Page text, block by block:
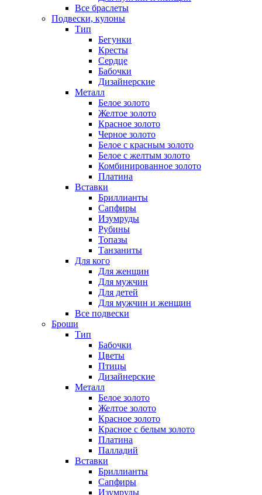
Все браслеты
Подвески, кулоны
Тип
Бегунки
Кресты
Сердце
Бабочки
Дизайнерские
Металл
Белое золото
Желтое золото
Красное золото
Черное золото
Белое с красным золото
Белое с желтым золото
Комбинированное золото
Платина
Вставки
Бриллианты
Сапфиры
Изумруды
Рубины
Топазы
Танзаниты
Для кого
Для женщин
Для мужчин
Для детей
Для мужчин и женщин
Все подвески
Броши
Тип
Бабочки
Цветы
Птицы
Дизайнерские
Металл
Белое золото
Желтое золото
Красное золото
Красное с белым золото
Платина
Палладий
Вставки
Бриллианты
Сапфиры
Изумруды